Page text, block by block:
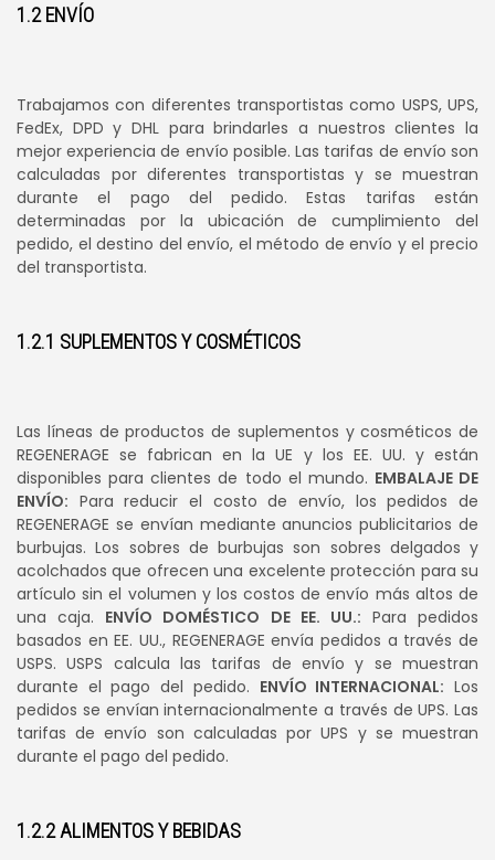
1.2 ENVÍO
Trabajamos con diferentes transportistas como USPS, UPS,
FedEx, DPD y DHL para brindarles a nuestros clientes la
mejor experiencia de envío posible. Las tarifas de envío son
calculadas por diferentes transportistas y se muestran
durante el pago del pedido. Estas tarifas están
determinadas por la ubicación de cumplimiento del
pedido, el destino del envío, el método de envío y el precio
del transportista.
1.2.1 SUPLEMENTOS Y COSMÉTICOS
Las líneas de productos de suplementos y cosméticos de
REGENERAGE se fabrican en la UE y los EE. UU. y están
disponibles para clientes de todo el mundo. EMBALAJE DE
ENVÍO: Para reducir el costo de envío, los pedidos de
REGENERAGE se envían mediante anuncios publicitarios de
burbujas. Los sobres de burbujas son sobres delgados y
acolchados que ofrecen una excelente protección para su
artículo sin el volumen y los costos de envío más altos de
una caja. ENVÍO DOMÉSTICO DE EE. UU.: Para pedidos
basados en EE. UU., REGENERAGE envía pedidos a través de
USPS. USPS calcula las tarifas de envío y se muestran
durante el pago del pedido. ENVÍO INTERNACIONAL: Los
pedidos se envían internacionalmente a través de UPS. Las
tarifas de envío son calculadas por UPS y se muestran
durante el pago del pedido.
1.2.2 ALIMENTOS Y BEBIDAS